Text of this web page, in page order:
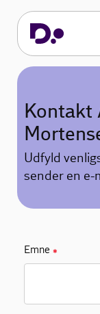
Kontakt
Udfyld
sender en e-
Emne ✱